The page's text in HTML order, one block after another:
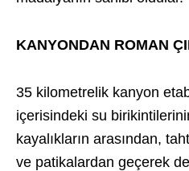
KANYONDAN ROMAN
35 kilometrelik kanyon
içerisindeki su
kayalıkların arasından,
ve patikalardan geçerek